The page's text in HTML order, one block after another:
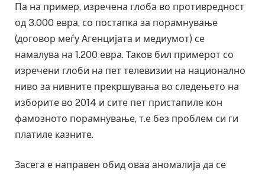
Па на пример, изречена глоба во противредност
од 3.000 евра, со постапка за порамнување
(договор меѓу Агенцијата и медиумот) се
намалува на 1.200 евра. Таков бил примерот со
изречени глоби на пет телевизии на национално
ниво за нивните прекршувања во следењето на
изборите во 2014 и сите пет пристапиле кон
фамозното порамнување, т.е без проблем си ги
платиле казните.
Засега е направен обид оваа аномалија да се